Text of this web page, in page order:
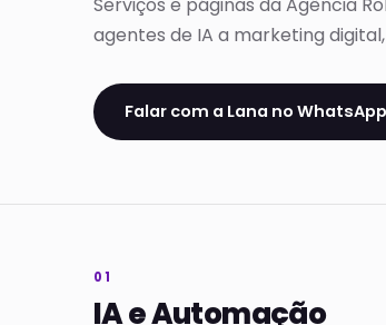
agentes de IA a marketing
Falar com a Lana no WhatsApp
01
IA e Automação